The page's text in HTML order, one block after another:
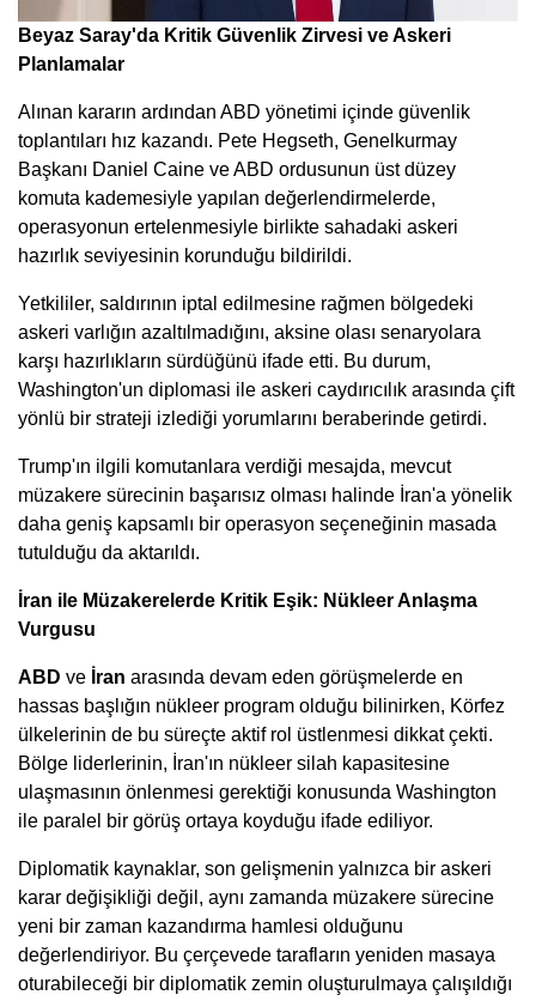
Beyaz Saray'da Kritik Güvenlik Zirvesi ve Askeri
Planlamalar
Alınan kararın ardından ABD yönetimi içinde güvenlik
toplantıları hız kazandı. Pete Hegseth, Genelkurmay
Başkanı Daniel Caine ve ABD ordusunun üst düzey
komuta kademesiyle yapılan değerlendirmelerde,
operasyonun ertelenmesiyle birlikte sahadaki askeri
hazırlık seviyesinin korunduğu bildirildi.
Yetkililer, saldırının iptal edilmesine rağmen bölgedeki
askeri varlığın azaltılmadığını, aksine olası senaryolara
karşı hazırlıkların sürdüğünü ifade etti. Bu durum,
Washington'un diplomasi ile askeri caydırıcılık arasında çift
yönlü bir strateji izlediği yorumlarını beraberinde getirdi.
Trump'ın ilgili komutanlara verdiği mesajda, mevcut
müzakere sürecinin başarısız olması halinde İran'a yönelik
daha geniş kapsamlı bir operasyon seçeneğinin masada
tutulduğu da aktarıldı.
İran ile Müzakerelerde Kritik Eşik: Nükleer Anlaşma
Vurgusu
ABD ve İran arasında devam eden görüşmelerde en
hassas başlığın nükleer program olduğu bilinirken, Körfez
ülkelerinin de bu süreçte aktif rol üstlenmesi dikkat çekti.
Bölge liderlerinin, İran'ın nükleer silah kapasitesine
ulaşmasının önlenmesi gerektiği konusunda Washington
ile paralel bir görüş ortaya koyduğu ifade ediliyor.
Diplomatik kaynaklar, son gelişmenin yalnızca bir askeri
karar değişikliği değil, aynı zamanda müzakere sürecine
yeni bir zaman kazandırma hamlesi olduğunu
değerlendiriyor. Bu çerçevede tarafların yeniden masaya
oturabileceği bir diplomatik zemin oluşturulmaya çalışıldığı